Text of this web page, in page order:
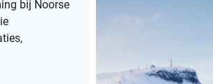
bij Noorse